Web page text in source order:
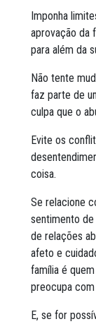
Imponha
aprovação da
para além da
Não tente
faz parte de
culpa que o
Evite os
coisa.
Se relacione
sentimento
de relações
afeto e
família é
preocupa
E, se for